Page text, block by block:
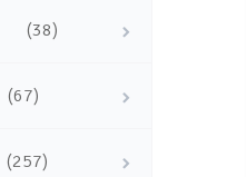
(38)
(67)
(257)